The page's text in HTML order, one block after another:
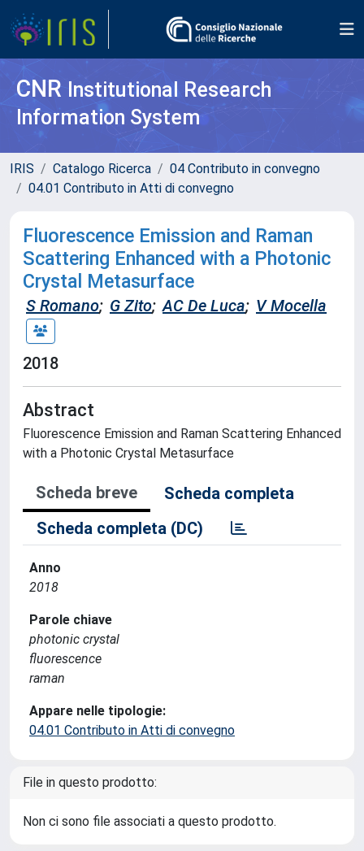
CNR Institutional Research
Information System
IRIS Catalogo Ricerca
04 Contributo in convegno
04.01 Contributo in Atti di convegno
Fluorescence Emission and Raman
Scattering Enhanced with a Photonic
Crystal Metasurface
S Romano; G Zito; AC De Luca; V Mocella
2018
Abstract
Fluorescence Emission and Raman Scattering Enhanced
with a Photonic Crystal Metasurface
Scheda breve
Scheda completa
Scheda completa (DC)
Anno
2018
Parole chiave
photonic crystal
fluorescence
raman
Appare nelle tipologie:
04.01 Contributo in Atti di convegno
File in questo prodotto:
Non ci sono file associati a questo prodotto.